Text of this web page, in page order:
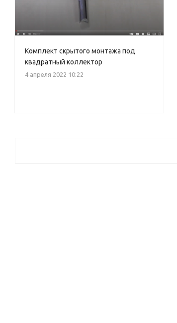
Комплект скрытого монтажа под
квадратный коллектор
4 апреля 2022 10:22